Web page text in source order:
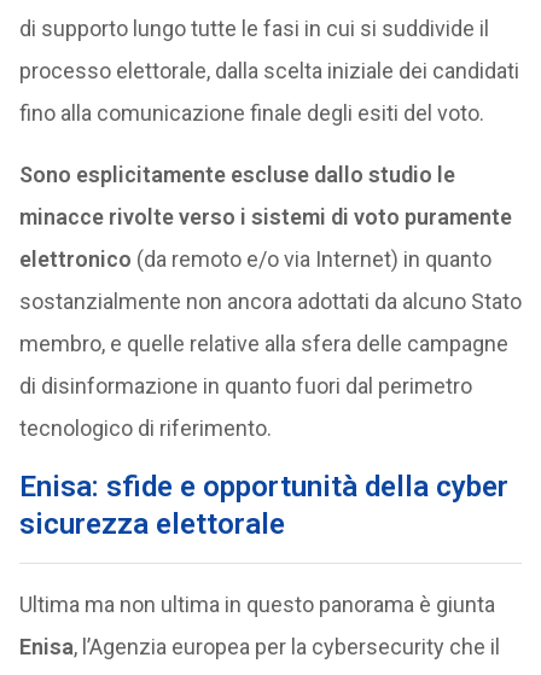
di supporto lungo tutte le fasi in cui si suddivide il
processo elettorale, dalla scelta iniziale dei candidati
fino alla comunicazione finale degli esiti del voto.
Sono esplicitamente escluse dallo studio le
minacce rivolte verso i sistemi di voto puramente
elettronico (da remoto e/o via Internet) in quanto
sostanzialmente non ancora adottati da alcuno Stato
membro, e quelle relative alla sfera delle campagne
di disinformazione in quanto fuori dal perimetro
tecnologico di riferimento.
Enisa: sfide e opportunità della cyber
sicurezza elettorale
Ultima ma non ultima in questo panorama è giunta
Enisa, l’Agenzia europea per la cybersecurity che il